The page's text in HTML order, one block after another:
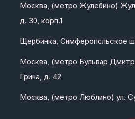
Москва, (метро Жулебино)
д. 30, корп.1
Щербинка, Симферопольское
Москва, (метро Бульвар
Грина, д. 42
Москва, (метро Люблино) ул.